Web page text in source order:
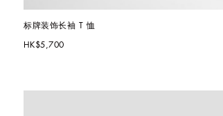
标牌装饰长袖 T 恤
HK$5,700